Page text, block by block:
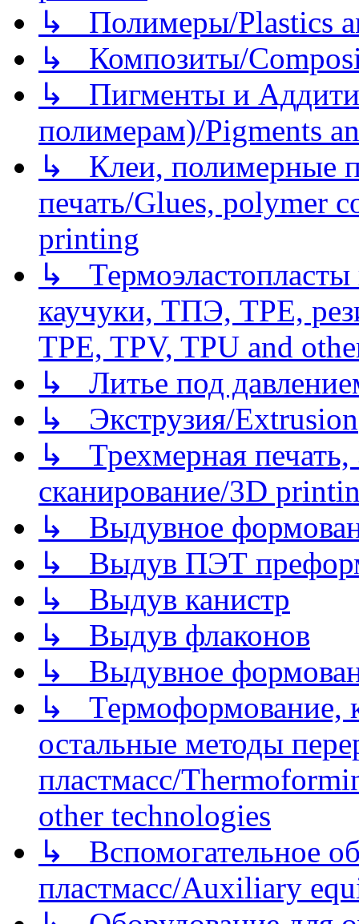
↳ Полимеры/Plastics
↳ Композиты/
↳ Пигменты и
полимерам)/Pigments
↳ Клеи, полимерные
печать/Glues, polymer
printing
↳
каучуки, ТПЭ, TPE,
TPE, TPV, TPU and
↳ Литье под
↳ Экструзия/Extrusion
↳ Трехмерная
сканирование/3D
↳ Выдувное
↳ Выдув ПЭТ
↳ Выдув канистр
↳ Выдув флаконов
↳ Выдувное
↳ Термоформование,
остальные методы
пластмасс/
other technologies
↳ Вспомогательное
пластмасс/Auxiliary